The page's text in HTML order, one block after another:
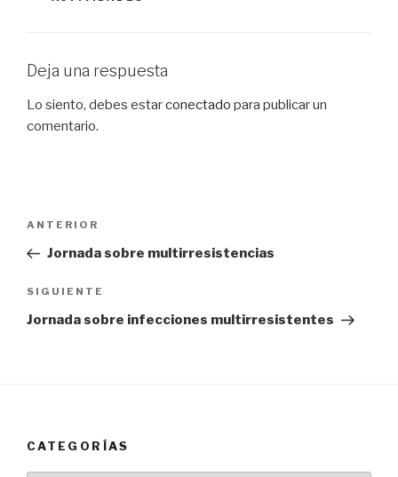
Deja una respuesta
Lo siento, debes estarconectado para publicar un
comentario.
entradas
Entrada
anterior:
ANTERIOR
Jornada sobre multirresistencias
Siguiente
entrada
SIGUIENTE
Jornada sobre infecciones multirresistentes
CATEGORÍAS